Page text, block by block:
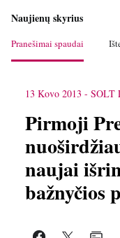
Naujienų skyrius
Pranešimai spaudai
13 Kovo 2013 - SOLT
Pirmoji
naujai
bažnyčios